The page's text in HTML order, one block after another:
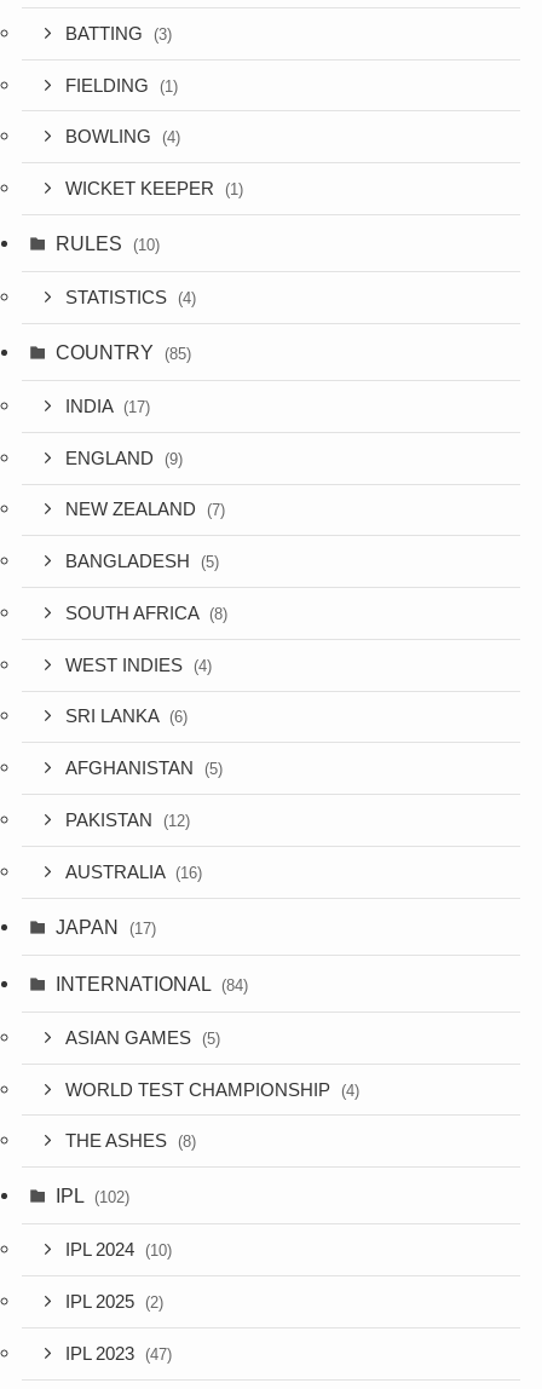
BATTING (3)
FIELDING (1)
BOWLING (4)
WICKET KEEPER (1)
RULES (10)
STATISTICS (4)
COUNTRY (85)
INDIA (17)
ENGLAND (9)
NEW ZEALAND (7)
BANGLADESH (5)
SOUTH AFRICA (8)
WEST INDIES (4)
SRI LANKA (6)
AFGHANISTAN (5)
PAKISTAN (12)
AUSTRALIA (16)
JAPAN (17)
INTERNATIONAL (84)
ASIAN GAMES (5)
WORLD TEST CHAMPIONSHIP (4)
THE ASHES (8)
IPL (102)
IPL 2024 (10)
IPL 2025 (2)
IPL 2023 (47)